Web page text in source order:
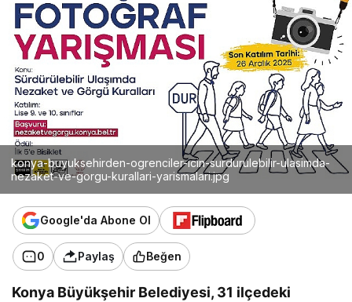
konya-buyuksehirden-ogrenciler-icin-surdurulebilir-ulasimda-
nezaket-ve-gorgu-kurallari-yarismalari.jpg
Google'da Abone Ol
0 Paylaş Beğen
Konya Büyükşehir Belediyesi, 31 ilçedeki